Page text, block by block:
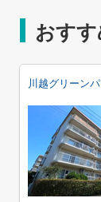
おす
川越グリーン